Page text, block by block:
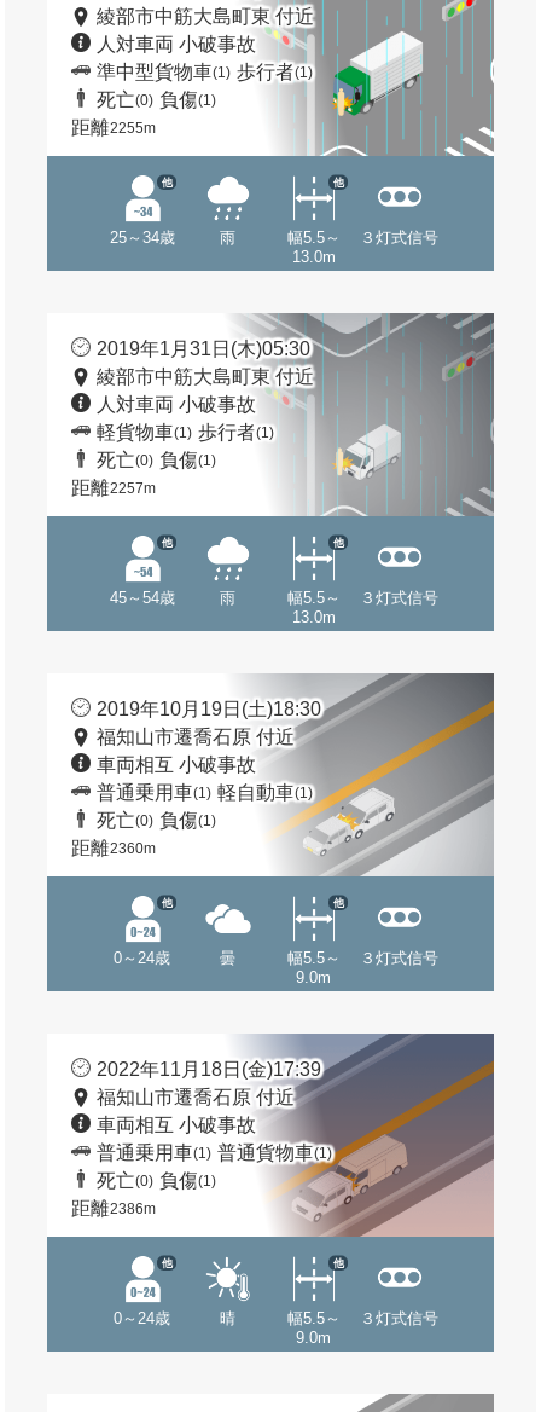
綾部市中筋大島町東 付近
人対車両 小破事故
準中型貨物車(1) 歩行者(1)
死亡(0) 負傷(1)
距離2255m
25～34歳
他
雨
幅5.5～
13.0m
他
３灯式信号
2019年1月31日(木)05:30
綾部市中筋大島町東 付近
人対車両 小破事故
軽貨物車(1) 歩行者(1)
死亡(0) 負傷(1)
距離2257m
45～54歳
他
雨
幅5.5～
13.0m
他
３灯式信号
2019年10月19日(土)18:30
福知山市遷喬石原 付近
車両相互 小破事故
普通乗用車(1) 軽自動車(1)
死亡(0) 負傷(1)
距離2360m
0～24歳
他
曇
幅5.5～
9.0m
他
３灯式信号
2022年11月18日(金)17:39
福知山市遷喬石原 付近
車両相互 小破事故
普通乗用車(1) 普通貨物車(1)
死亡(0) 負傷(1)
距離2386m
0～24歳
他
晴
幅5.5～
9.0m
他
３灯式信号